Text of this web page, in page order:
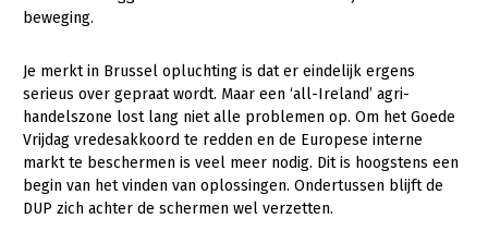
Vakgroepbestuurders
Pers
Contact
beweging.
Je merkt in Brussel opluchting is dat er eindelijk ergens
serieus over gepraat wordt. Maar een ‘all-Ireland’ agri-
handelszone lost lang niet alle problemen op. Om het Goede
Vrijdag vredesakkoord te redden en de Europese interne
markt te beschermen is veel meer nodig. Dit is hoogstens een
begin van het vinden van oplossingen. Ondertussen blijft de
DUP zich achter de schermen wel verzetten.